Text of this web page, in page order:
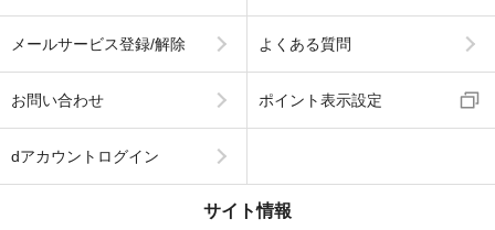
メールサービス登録/解除 よくある質問
お問い合わせ ポイント表示設定
dアカウントログイン
サイト情報